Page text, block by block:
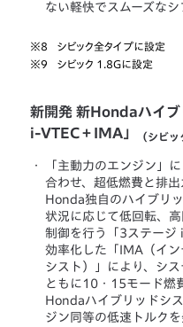
ない軽快でスムーズなシ
※8
シビック全タイプに設定
※9
シビック 1.8Gに設定
新開発 新Hondaハイ
i-VTEC＋IMA」
（シビ
・
「主動力のエンジン」
合わせ、超低燃費と排
Honda独自のハイブリ
状況に応じて低回転、
制御を行う「3ステージ
効率化した「IMA（イ
シスト）」により、シ
ともに10・15モード燃
Hondaハイブリッドシ
ジン同等の低速トルク